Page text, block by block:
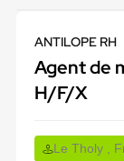
ANTILOPE RH
Agent de
H/F/X
Le Tholy ,